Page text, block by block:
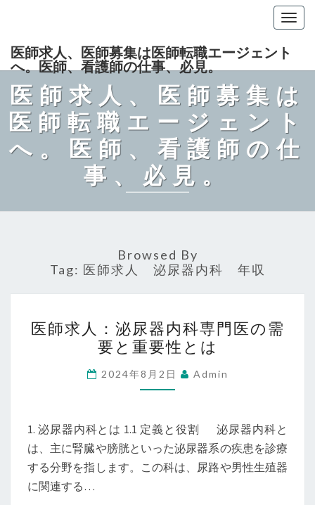
医師求人、医師募集は医師転職エージェント
へ。医師、看護師の仕事、必見。
医師求人、医師募集は
医師転職エージェント
へ。医師、看護師の仕
事、必見。
Browsed By
Tag: 医師求人 泌尿器内科 年収
師
求
人：
泌
器
内
科
医師求人：泌尿器内科専門医の需
要と重要性とは
2024年8月2日 Admin
1. 泌尿器内科とは 1.1 定義と役割 泌尿器内科と
は、主に腎臓や膀胱といった泌尿器系の疾患を診療
する分野を指します。この科は、尿路や男性生殖器
に関連する…